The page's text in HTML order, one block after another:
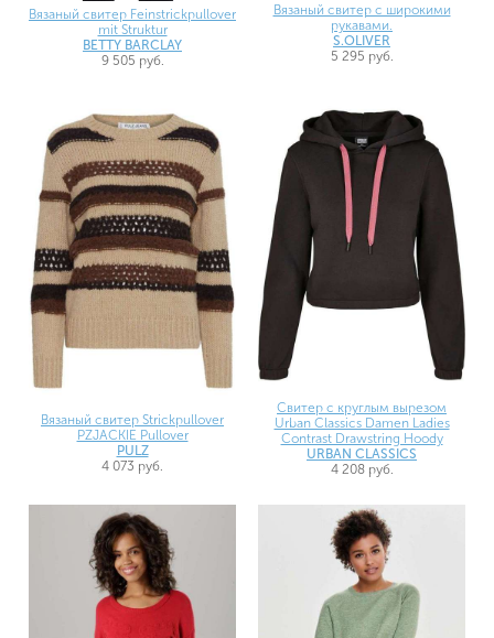
Вязаный свитер Feinstrickpullover
mit Struktur
BETTY BARCLAY
9 505 руб.
Вязаный свитер с широкими
рукавами.
S.OLIVER
5 295 руб.
Вязаный свитер Strickpullover
PZJACKIE Pullover
PULZ
4 073 руб.
Свитер с круглым вырезом
Urban Classics Damen Ladies
Contrast Drawstring Hoody
URBAN CLASSICS
4 208 руб.